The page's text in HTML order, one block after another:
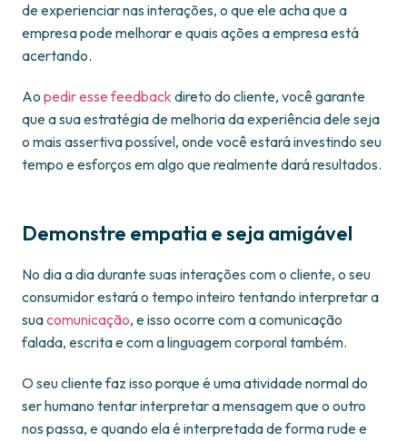
de experienciar nas interações, o que ele acha que a
empresa pode melhorar e quais ações a empresa está
acertando.
Ao pedir esse feedback direto do cliente, você garante
que a sua estratégia de melhoria da experiência dele seja
o mais assertiva possível, onde você estará investindo seu
tempo e esforços em algo que realmente dará resultados.
Demonstre empatia e seja amigável
No dia a dia durante suas interações com o cliente, o seu
consumidor estará o tempo inteiro tentando interpretar a
suacomunicação, e isso ocorre com a comunicação
falada, escrita e com a linguagem corporal também.
O seu cliente faz isso porque é uma atividade normal do
ser humano tentar interpretar a mensagem que o outro
nos passa, e quando ela é interpretada de forma rude e